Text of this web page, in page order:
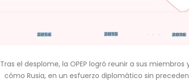
Tras el desplome, la OPEP logró reunir a sus
cómo Rusia, en un esfuerzo diplomático sin